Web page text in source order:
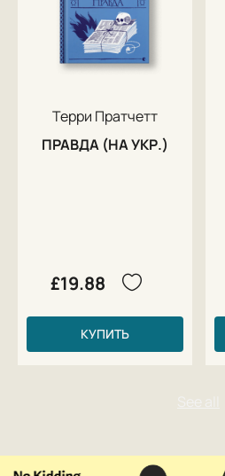
Терри Пратчетт
ПРАВДА (НА УКР.)
£19.88
КУПИТЬ